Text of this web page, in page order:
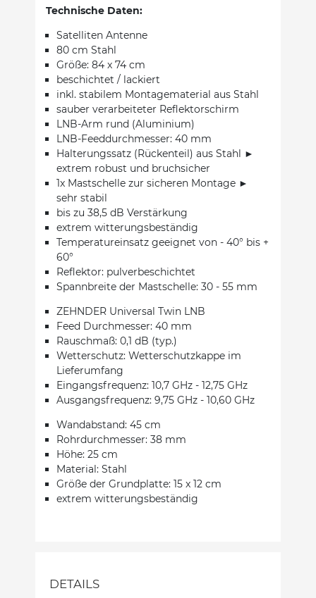
Technische Daten:
Satelliten Antenne
80 cm Stahl
Größe: 84 x 74 cm
beschichtet / lackiert
inkl. stabilem Montagematerial aus Stahl
sauber verarbeiteter Reflektorschirm
LNB-Arm rund (Aluminium)
LNB-Feeddurchmesser: 40 mm
Halterungssatz (Rückenteil) aus Stahl ►
extrem robust und bruchsicher
1x Mastschelle zur sicheren Montage ►
sehr stabil
bis zu 38,5 dB Verstärkung
extrem witterungsbeständig
Temperatureinsatz geeignet von - 40° bis +
60°
Reflektor: pulverbeschichtet
Spannbreite der Mastschelle: 30 - 55 mm
ZEHNDER Universal Twin LNB
Feed Durchmesser: 40 mm
Rauschmaß: 0,1 dB (typ.)
Wetterschutz: Wetterschutzkappe im
Lieferumfang
Eingangsfrequenz: 10,7 GHz - 12,75 GHz
Ausgangsfrequenz: 9,75 GHz - 10,60 GHz
Wandabstand: 45 cm
Rohrdurchmesser: 38 mm
Höhe: 25 cm
Material: Stahl
Größe der Grundplatte: 15 x 12 cm
extrem witterungsbeständig
DETAILS